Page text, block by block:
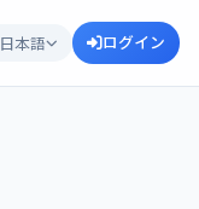
日本語 ログイン